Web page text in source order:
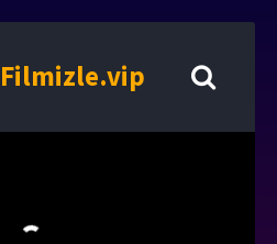
Filmizle.vip